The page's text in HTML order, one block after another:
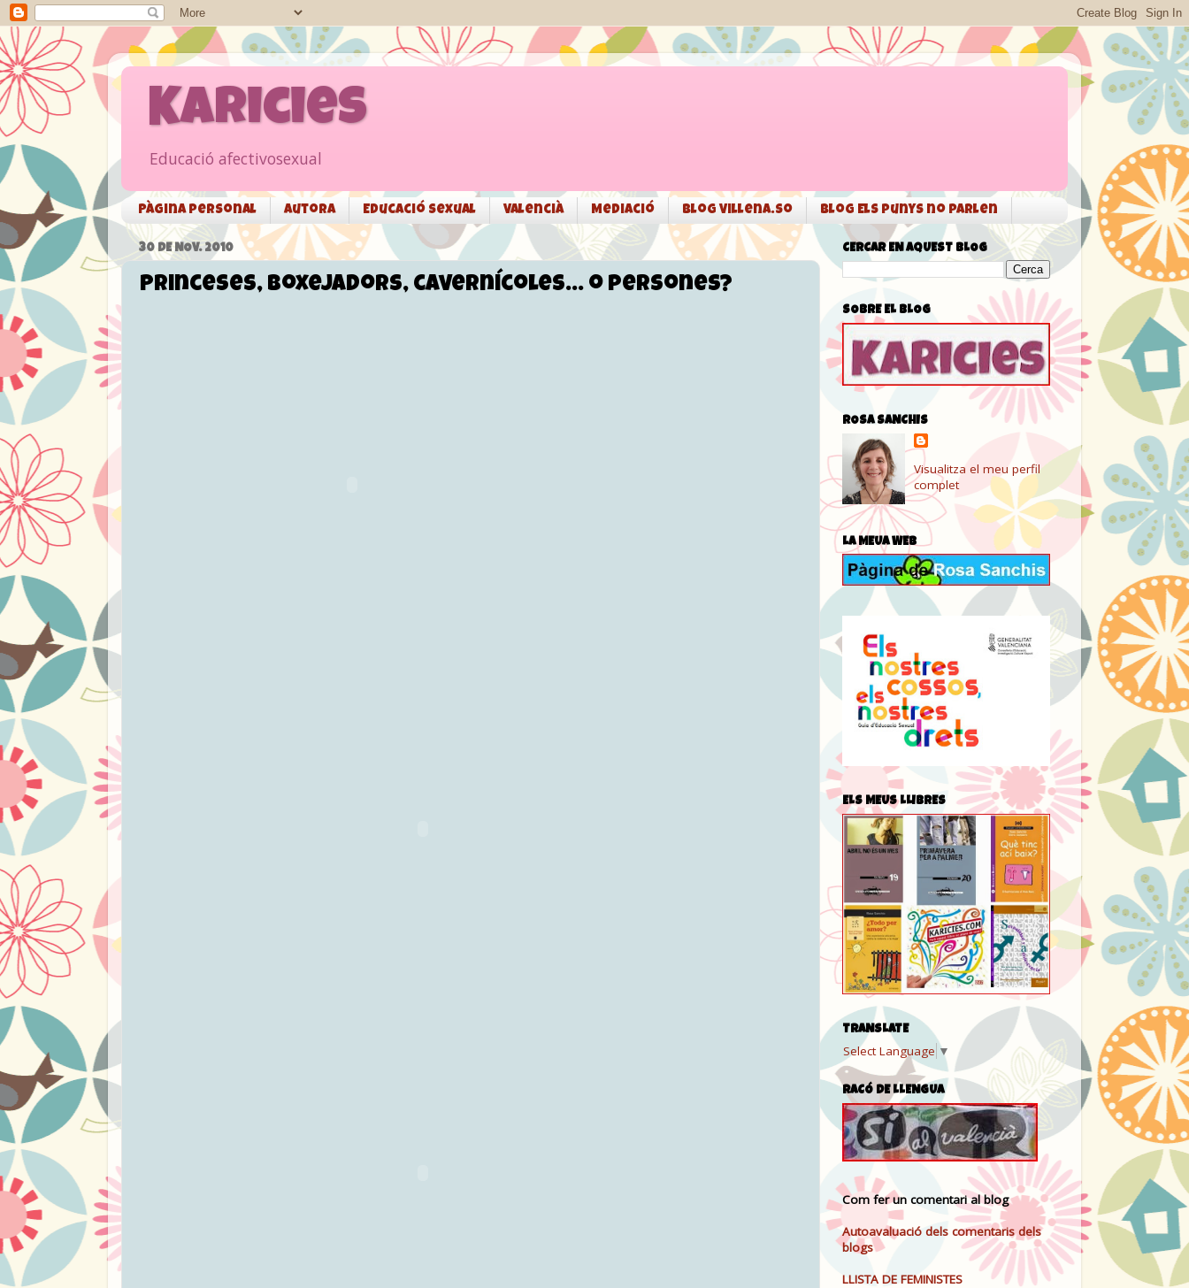
Karicies
Educació afectivosexual
Pàgina personal Autora Educació sexual Valencià Mediació Blog Villena.so Blog Els punys no parlen
30 DE NOV. 2010
Princeses, boxejadors, cavernícoles... o persones?
CERCAR EN AQUEST BLOG
SOBRE EL BLOG
ROSA SANCHIS
Visualitza el meu perfil
complet
LA MEUA WEB
ELS MEUS LLIBRES
TRANSLATE
Select Language ▼
RACÓ DE LLENGUA
Com fer un comentari al blog
Autoavaluació dels comentaris dels
blogs
LLISTA DE FEMINISTES